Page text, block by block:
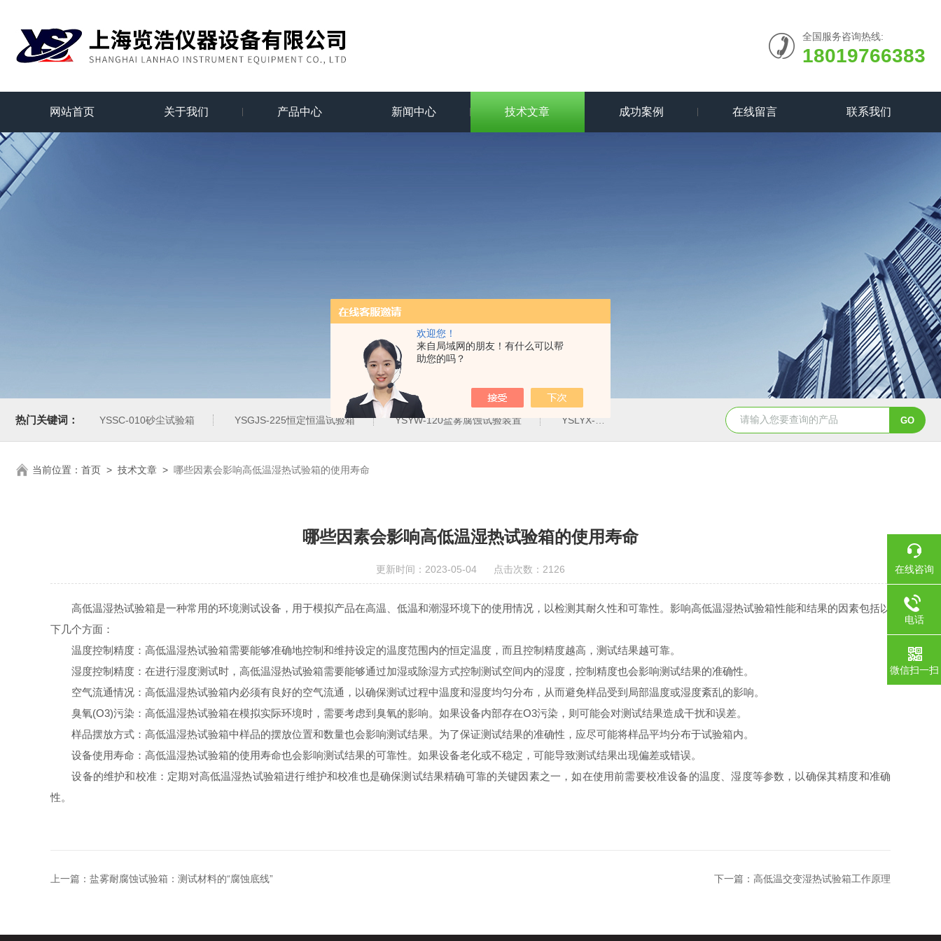
欢迎您！
来自局域网的朋友！有什么可以帮
助您的吗？
全国服务咨询热线:
18019766383
网站首页 关于我们 产品中心 新闻中心 技术文章 成功案例 在线留言 联系我们
热门关键词： YSSC-010砂尘试验箱 YSGJS-225恒定恒温试验箱 YSYW-120盐雾腐蚀试验装置 YSLYX-010防水试验设备 YSCYS-010臭氧老化试验设备
当前位置： 首页 > 技术文章 > 哪些因素会影响高低温湿热试验箱的使用寿命
哪些因素会影响高低温湿热试验箱的使用寿命
更新时间：2023-05-04 点击次数：2126
高低温湿热试验箱是一种常用的环境测试设备，用于模拟产品在高温、低温和潮湿环境下的使用情况，以检测其耐久性和可靠性。影响高低温湿热试验箱性能和结果的因素包括以
下几个方面：
温度控制精度：高低温湿热试验箱需要能够准确地控制和维持设定的温度范围内的恒定温度，而且控制精度越高，测试结果越可靠。
湿度控制精度：在进行湿度测试时，高低温湿热试验箱需要能够通过加湿或除湿方式控制测试空间内的湿度，控制精度也会影响测试结果的准确性。
空气流通情况：高低温湿热试验箱内必须有良好的空气流通，以确保测试过程中温度和湿度均匀分布，从而避免样品受到局部温度或湿度紊乱的影响。
臭氧(O3)污染：高低温湿热试验箱在模拟实际环境时，需要考虑到臭氧的影响。如果设备内部存在O3污染，则可能会对测试结果造成干扰和误差。
样品摆放方式：高低温湿热试验箱中样品的摆放位置和数量也会影响测试结果。为了保证测试结果的准确性，应尽可能将样品平均分布于试验箱内。
设备使用寿命：高低温湿热试验箱的使用寿命也会影响测试结果的可靠性。如果设备老化或不稳定，可能导致测试结果出现偏差或错误。
设备的维护和校准：定期对高低温湿热试验箱进行维护和校准也是确保测试结果精确可靠的关键因素之一，如在使用前需要校准设备的温度、湿度等参数，以确保其精度和准确
性。
上一篇： 盐雾耐腐蚀试验箱：测试材料的“腐蚀底线” 下一篇： 高低温交变湿热试验箱工作原理
在线咨询
电话
微信扫一扫